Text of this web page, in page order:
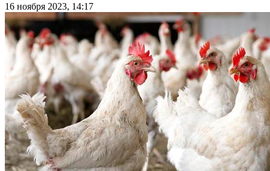
16 ноября 2023, 14:17